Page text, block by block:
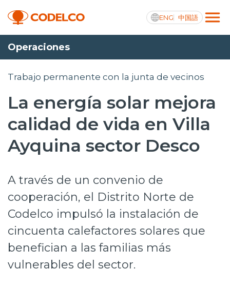
ENG 中国語
Transparencia activa
Proyectos
Sustentabilidad
Innovación
Inversionistas
Prensa
Trabaja en Codelco
Operaciones
Trabajo permanente con la junta de vecinos
La energía solar mejora
calidad de vida en Villa
Ayquina sector Desco
A través de un convenio de
cooperación, el Distrito Norte de
Codelco impulsó la instalación de
cincuenta calefactores solares que
benefician a las familias más
vulnerables del sector.